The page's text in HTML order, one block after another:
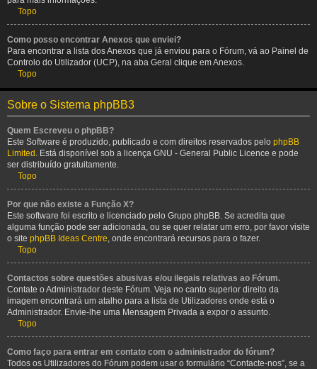
Topo
Como posso encontrar Anexos que enviei?
Para encontrar a lista dos Anexos que já enviou para o Fórum, vá ao Painel de
Controlo do Utilizador (UCP), na aba Geral clique em Anexos.
Topo
Sobre o Sistema phpBB3
Quem Escreveu o phpBB?
Este Software é produzido, publicado e com direitos reservados pelo phpBB
Limited . Está disponível sob a licença GNU - General Public Licence e pode
ser distribuído gratuitamente.
Topo
Por que não existe a Função X?
Este software foi escrito e licenciado pelo Grupo phpBB. Se acredita que
alguma função pode ser adicionada, ou se quer relatar um erro, por favor visite
o site phpBB Ideas Centre, onde encontrará recursos para o fazer.
Topo
Contactos sobre questões abusivas e/ou ilegais relativas ao Fórum.
Contate o Administrador deste Fórum. Veja no canto superior direito da
imagem encontrará um atalho para a lista de Utilizadores onde está o
Administrador. Envie-lhe uma Mensagem Privada a expor o assunto.
Topo
Como faço para entrar em contato com o administrador do fórum?
Todos os Utilizadores do Fórum podem usar o formulário “Contacte-nos”, se a